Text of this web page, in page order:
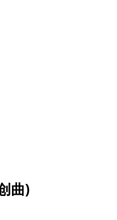
曲)